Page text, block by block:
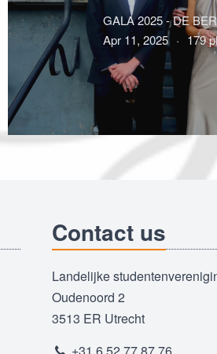
GALA 2025 - DE
Apr 11, 2025
179
Contact us
Landelijke
Oudenoord 2
3513 ER Utrecht
+31 6 52 77 87 76